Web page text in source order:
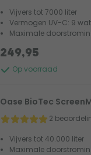
Vijvers tot 7000 liter
Vermogen UV-C: 9
Maximale
Op voorraad
249,95
Oase BioTec
2
Vijvers tot 40.000 liter
Maximale